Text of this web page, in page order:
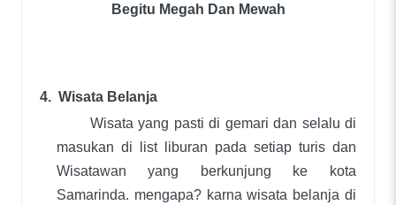
Begitu Megah Dan Mewah
4. Wisata Belanja
Wisata yang pasti di gemari dan selalu di
masukan di list liburan pada setiap turis dan
Wisatawan yang berkunjung ke kota
Samarinda. mengapa? karna wisata belanja di